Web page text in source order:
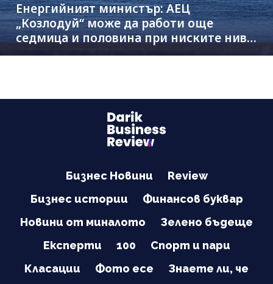
Енергийният министър: АЕЦ
„Козлодуй“ може да работи още
седмица и половина при ниските нива
на Дунав
Бизнес Новини
Review
Бизнес истории
Финансов буквар
Новини от миналото
Зелено бъдеще
Експерти
100
Спорт и пари
Класации
Фото есе
Знаете ли, че